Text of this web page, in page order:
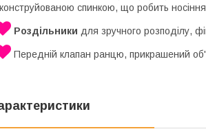
спинкою, що робить
Роздільники для зручного розподілу,
Передній клапан ранцю, прикрашений